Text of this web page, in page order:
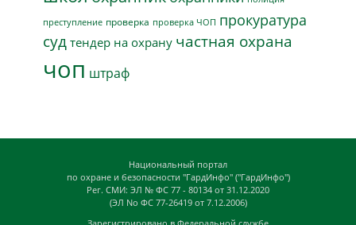
преступление проверка проверка ЧОП прокуратура
суд тендер на охрану частная охрана
чоп штраф
Национальный портал
по охране и безопасности "ГардИнфо" ("ГардИнфо")
Рег. СМИ: ЭЛ № ФС 77 - 80134 от 31.12.2020
(ЭЛ No ФС 77-26419 от 7.12.2006)